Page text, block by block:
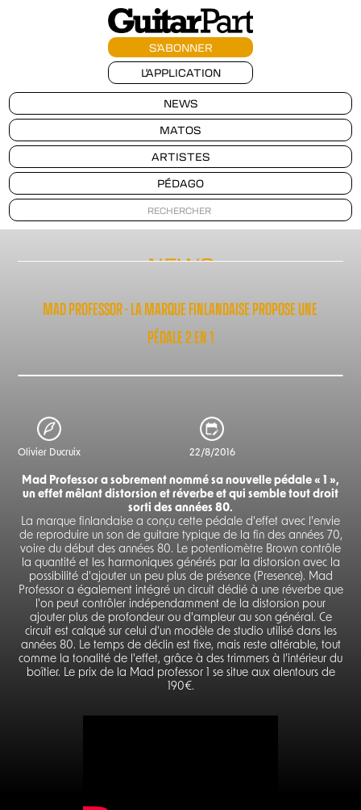
S'ABONNER
L'APPLICATION
NEWS
MATOS
ARTISTES
PÉDAGO
NEWS
MAD PROFESSOR - LA MARQUE FINLANDAISE PROPOSE UNE
PÉDALE 2 EN 1
Olivier Ducruix 22/8/2016
Mad Professor a sobrement nommé sa nouvelle pédale « 1 »,
un effet mêlant distorsion et réverbe et qui semble tout droit
sorti des années 80.
La marque finlandaise a conçu cette pédale d'effet avec l'envie
de reproduire un son de guitare typique de la fin des années 70,
voire du début des années 80. Le potentiomètre Brown contrôle
la quantité et les harmoniques générés par la distorsion avec la
possibilité d'ajouter un peu plus de présence (Presence). Mad
Professor a également intégré un circuit dédié à une réverbe que
l'on peut contrôler indépendamment de la distorsion pour
ajouter plus de profondeur ou d'ampleur au son général. Ce
circuit est calqué sur celui d'un modèle de studio utilisé dans les
années 80. Le temps de déclin est fixe, mais reste altérable, tout
comme la tonalité de l'effet, grâce à des trimmers à l’intérieur du
boîtier. Le prix de la Mad professor 1 se situe aux alentours de
190€.